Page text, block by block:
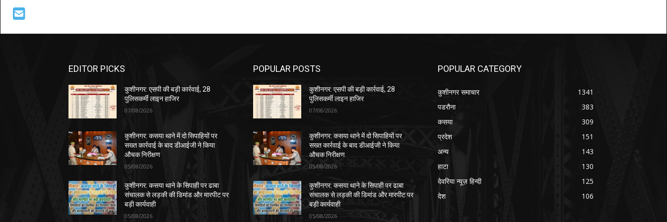
EDITOR PICKS
कुशीनगर: एसपी की बड़ी कार्रवाई, 28
पुलिसकर्मी लाइन हाजिर
07/08/2026
कुशीनगर: कसया थाने में दो सिपाहियों पर
सख्त कार्रवाई के बाद डीआईजी ने किया
औचक निरीक्षण
05/08/2026
कुशीनगर: कसया थाने के सिपाही पर ढाबा
संचालक से लड़की की डिमांड और मारपीट पर
बड़ी कार्यवाही
05/08/2026
POPULAR POSTS
कुशीनगर: एसपी की बड़ी कार्रवाई, 28
पुलिसकर्मी लाइन हाजिर
07/08/2026
कुशीनगर: कसया थाने में दो सिपाहियों पर
सख्त कार्रवाई के बाद डीआईजी ने किया
औचक निरीक्षण
05/08/2026
कुशीनगर: कसया थाने के सिपाही पर ढाबा
संचालक से लड़की की डिमांड और मारपीट पर
बड़ी कार्यवाही
05/08/2026
POPULAR CATEGORY
कुशीनगर समाचार
1341
पडरौना
383
कसया
309
प्रदेश
151
अन्य
143
हाटा
130
देवरिया न्यूज़ हिन्दी
125
देश
106